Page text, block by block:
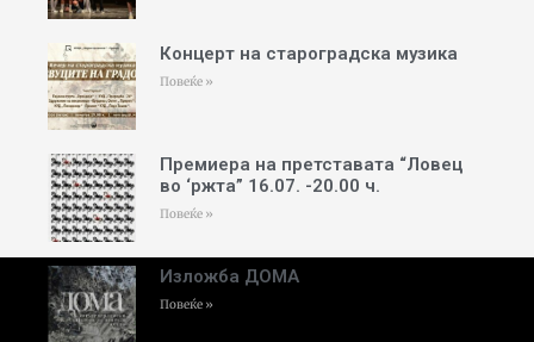
Концерт на староградска музика
Повеќе »
Премиера на претставата “Ловец
во ‘ржта” 16.07. -20.00 ч.
Повеќе »
Изложба ДОМА
Повеќе »